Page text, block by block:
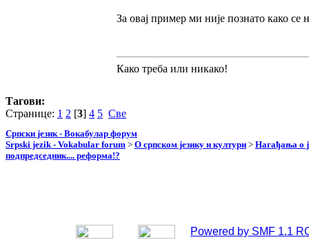
За овај пример ми није познато како се
Како треба или никако!
Тагови:
Странице: 1 2 [3] 4 5 Све
Српски језик - Вокабулар форум
Srpski jezik - Vokabular forum > О српском језику и култури > Нагађања о
подпредседник.... реформа!?
Powered by SMF 1.1